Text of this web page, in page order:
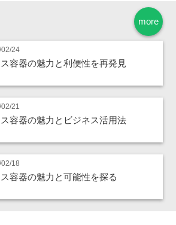
more
24
容器の魅力と利便性を再発見
21
容器の魅力とビジネス活用法
18
容器の魅力と可能性を探る